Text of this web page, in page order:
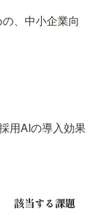
、中小企業向
用AIの導入効果
該当する課題